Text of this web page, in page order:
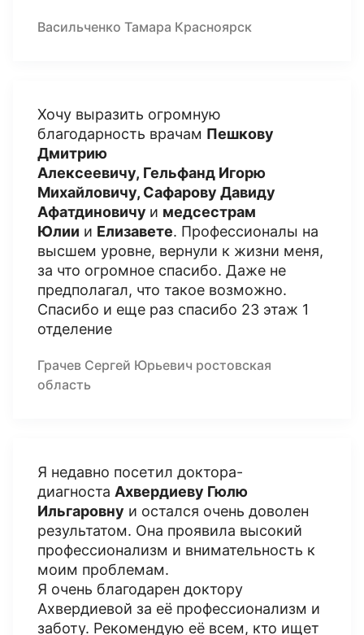
Васильченко Тамара Красноярск
Хочу выразить огромную
благодарность врачам Пешкову
Дмитрию
Алексеевичу, Гельфанд Игорю
Михайловичу, Сафарову Давиду
Афатдиновичу и медсестрам
Юлии и Елизавете. Профессионалы на
высшем уровне, вернули к жизни меня,
за что огромное спасибо. Даже не
предполагал, что такое возможно.
Спасибо и еще раз спасибо 23 этаж 1
отделение
Грачев Сергей Юрьевич ростовская
область
Я недавно посетил доктора-
диагноста Ахвердиеву Гюлю
Ильгаровну и остался очень доволен
результатом. Она проявила высокий
профессионализм и внимательность к
моим проблемам.
Я очень благодарен доктору
Ахвердиевой за её профессионализм и
заботу. Рекомендую её всем, кто ищет